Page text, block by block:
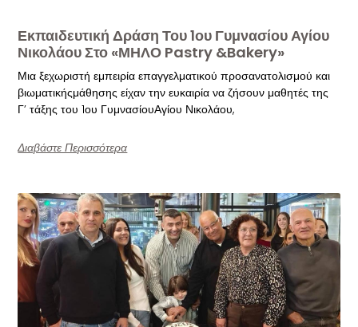
Εκπαιδευτική Δράση Του 1ου Γυμνασίου Αγίου
Νικολάου Στο «ΜΗΛΟ Pastry &Bakery»
Μια ξεχωριστή εμπειρία επαγγελματικού προσανατολισμού και
βιωματικήςμάθησης είχαν την ευκαιρία να ζήσουν μαθητές της
Γ’ τάξης του 1ου ΓυμνασίουΑγίου Νικολάου,
Διαβάστε Περισσότερα